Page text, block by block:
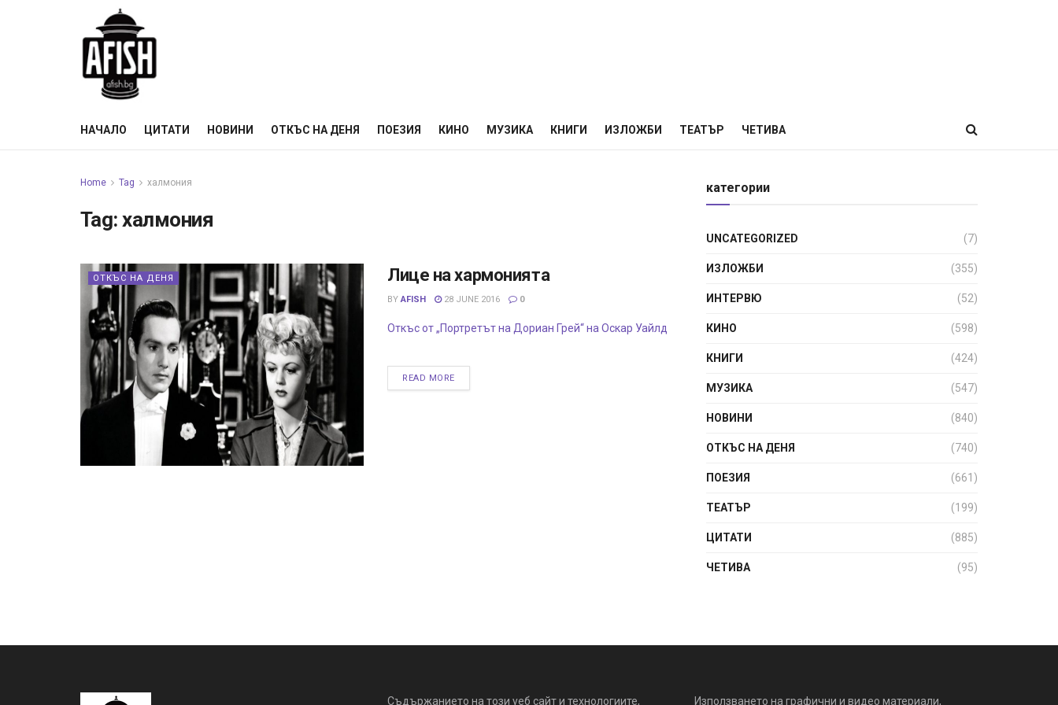
НАЧАЛО ЦИТАТИ НОВИНИ ОТКЪС НА ДЕНЯ ПОЕЗИЯ КИНО МУЗИКА КНИГИ ИЗЛОЖБИ ТЕАТЪР ЧЕТИВА
Home Tag халмония
Tag:халмония
ОТКЪС НА ДЕНЯ Лице на хармонията
BY AFISH 28 JUNE 2016 0
Откъс от „Портретът на Дориан Грей“ на Оскар Уайлд
READ MORE
категории
UNCATEGORIZED (7)
ИЗЛОЖБИ (355)
ИНТЕРВЮ (52)
КИНО (598)
КНИГИ (424)
МУЗИКА (547)
НОВИНИ (840)
ОТКЪС НА ДЕНЯ (740)
ПОЕЗИЯ (661)
ТЕАТЪР (199)
ЦИТАТИ (885)
ЧЕТИВА (95)
Съдържанието на този уеб сайт и технологиите, Използването на графични и видео материали,